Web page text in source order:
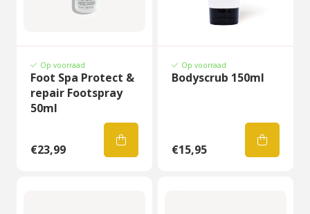
Op voorraad
Foot Spa Protect &
repair Footspray
50ml
€23,99
Op voorraad
Bodyscrub 150ml
€15,95